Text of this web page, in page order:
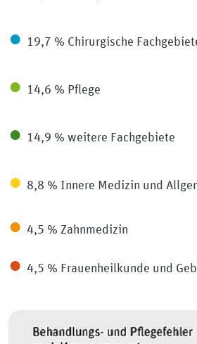
● 19,7 % Chirurgische
● 14,6 % Pflege
● 14,9 % weitere Fachgebiete
● 8,8 % Innere Medizin und
● 4,5 % Zahnmedizin
● 4,5 % Frauenheilkunde und